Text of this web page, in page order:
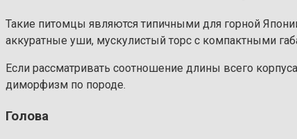
Такие питомцы являются типичными для горной
аккуратные уши, мускулистый торс с компактными
Если рассматривать соотношение длины всего
диморфизм по породе.
Голова